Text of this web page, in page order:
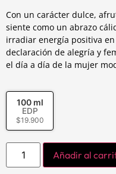
Con un carácter dulce,
siente como un abrazo
irradiar energía positiva
declaración de alegría y
el día a día de la mujer
100 ml
EDP
$19.900
Añadir al